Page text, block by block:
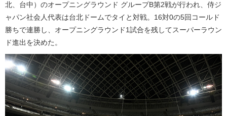
北、台中）のオープニングラウンド グループB第2戦が行われ、侍ジ
ャパン社会人代表は台北ドームでタイと対戦。16対0の5回コールド
勝ちで連勝し、オープニングラウンド1試合を残してスーパーラウン
ド進出を決めた。